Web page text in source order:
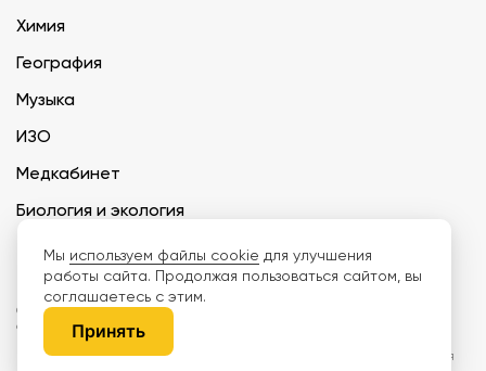
Химия
География
Музыка
ИЗО
Медкабинет
Биология и экология
Технология
ООО «Дети наше будущее» ИНН 6671165273 ОГРН 1216600030250 КПП
667101001 БИК 046577674
Информация на сайте не является публичной офертой. Изображения
Мы используем файлы cookie для улучшения
работы сайта. Продолжая пользоваться сайтом, вы
соглашаетесь с этим.
Принять